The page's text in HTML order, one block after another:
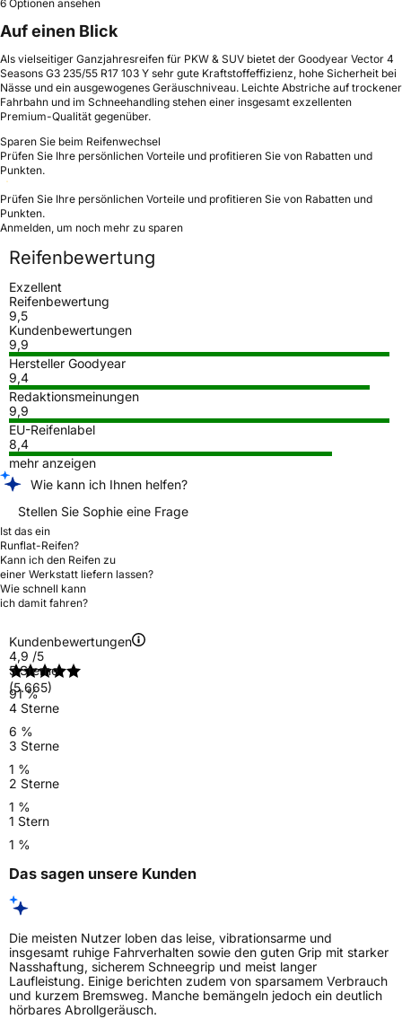
6 Optionen ansehen
Auf einen Blick
Als vielseitiger Ganzjahresreifen für PKW & SUV bietet der Goodyear Vector 4
Seasons G3 235/55 R17 103 Y sehr gute Kraftstoffeffizienz, hohe Sicherheit bei
Nässe und ein ausgewogenes Geräuschniveau. Leichte Abstriche auf trockener
Fahrbahn und im Schneehandling stehen einer insgesamt exzellenten
Premium-Qualität gegenüber.
Sparen Sie beim Reifenwechsel
Prüfen Sie Ihre persönlichen Vorteile und profitieren Sie von Rabatten und
Punkten.
Prüfen Sie Ihre persönlichen Vorteile und profitieren Sie von Rabatten und
Punkten.
Anmelden, um noch mehr zu sparen
Reifenbewertung
Exzellent
Reifenbewertung
9,5
Kundenbewertungen
9,9
Hersteller Goodyear
9,4
Redaktionsmeinungen
9,9
EU-Reifenlabel
8,4
mehr anzeigen
Wie kann ich Ihnen helfen?
Stellen Sie Sophie eine Frage
Ist das ein
Runflat-Reifen?
Kann ich den Reifen zu
einer Werkstatt liefern lassen?
Wie schnell kann
ich damit fahren?
Kundenbewertungen
4,9 /5
(5.665)
5 Sterne
91 %
4 Sterne
6 %
3 Sterne
1 %
2 Sterne
1 %
1 Stern
1 %
Das sagen unsere Kunden
Die meisten Nutzer loben das leise, vibrationsarme und
insgesamt ruhige Fahrverhalten sowie den guten Grip mit starker
Nasshaftung, sicherem Schneegrip und meist langer
Laufleistung. Einige berichten zudem von sparsamem Verbrauch
und kurzem Bremsweg. Manche bemängeln jedoch ein deutlich
hörbares Abrollgeräusch.